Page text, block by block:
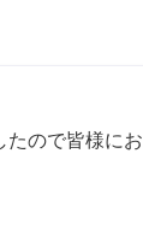
たので皆様にお